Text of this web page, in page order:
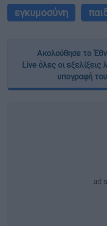
εγκυμοσύνη
Ακολούθησε το
Live όλες οι
υπογραφή